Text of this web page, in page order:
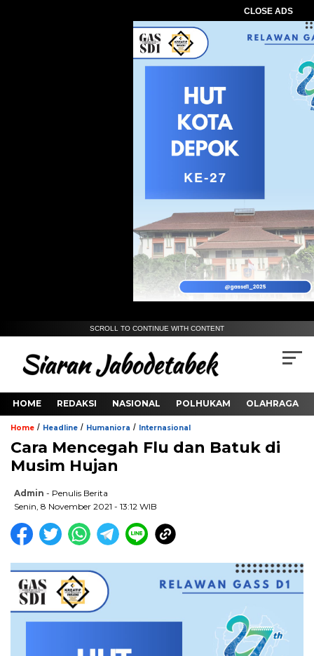
CLOSE ADS
SCROLL TO CONTINUE WITH CONTENT
HOME REDAKSI NASIONAL POLHUKAM OLAHRAGA
Home / Headline / Humaniora / Internasional
Cara Mencegah Flu dan Batuk di
Musim Hujan
Admin - Penulis Berita
Senin, 8 November 2021 - 13:12 WIB